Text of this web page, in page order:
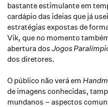
bastante estimulante em
cardápio das ideias que já
estratégias expostas de
Vik, que no momento
abertura dos Jogos
dos diretores.
O público não verá em
de imagens conhecidas,
mundanos – aspectos